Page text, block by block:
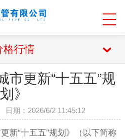
格行情
市更新“十五五”规
划》
期：2026/6/2 11:45:12
新“十五五”规划》（以下简称